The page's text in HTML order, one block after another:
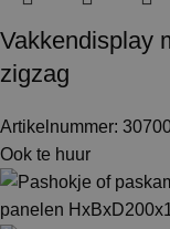
Vakkendisplay
zigzag
Artikelnummer:
Ook te huur